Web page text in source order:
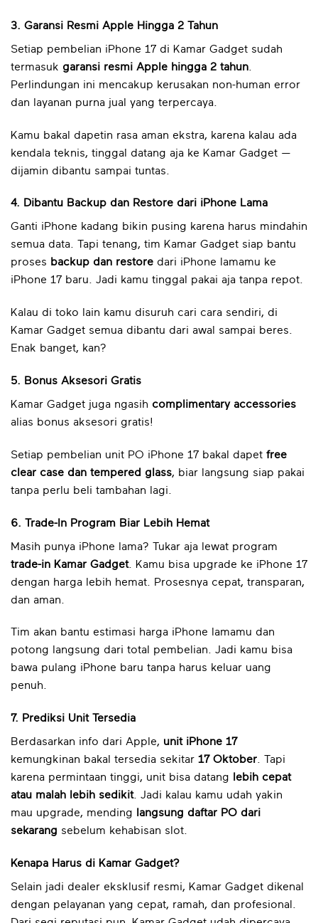
3. Garansi Resmi Apple Hingga 2 Tahun
Setiap pembelian iPhone 17 di Kamar Gadget sudah
termasuk garansi resmi Apple hingga 2 tahun
Perlindungan ini mencakup kerusakan non-human error
dan layanan purna jual yang terpercaya.
Kamu bakal dapetin rasa aman ekstra, karena kalau ada
kendala teknis, tinggal datang aja ke Kamar Gadget —
dijamin dibantu sampai tuntas.
4. Dibantu Backup dan Restore dari iPhone Lama
Ganti iPhone kadang bikin pusing karena harus mindahin
semua data. Tapi tenang, tim Kamar Gadget siap bantu
proses backup dan restore dari iPhone lamamu ke
iPhone 17 baru. Jadi kamu tinggal pakai aja tanpa repot.
Kalau di toko lain kamu disuruh cari cara sendiri, di
Kamar Gadget semua dibantu dari awal sampai beres.
Enak banget, kan?
5. Bonus Aksesori Gratis
Kamar Gadget juga ngasih complimentary accessories
alias bonus aksesori gratis!
Setiap pembelian unit PO iPhone 17 bakal dapet free
clear case dan tempered glass, biar langsung siap pakai
tanpa perlu beli tambahan lagi.
6. Trade-In Program Biar Lebih Hemat
Masih punya iPhone lama? Tukar aja lewat program
trade-in Kamar Gadget. Kamu bisa upgrade ke iPhone 17
dengan harga lebih hemat. Prosesnya cepat, transparan,
dan aman.
Tim akan bantu estimasi harga iPhone lamamu dan
potong langsung dari total pembelian. Jadi kamu bisa
bawa pulang iPhone baru tanpa harus keluar uang
penuh.
7. Prediksi Unit Tersedia
Berdasarkan info dari Apple, unit iPhone 17
kemungkinan bakal tersedia sekitar 17 Oktober . Tapi
karena permintaan tinggi, unit bisa datang
lebih cepat
atau malah lebih sedikit. Jadi kalau kamu udah yakin
mau upgrade, mending
langsung daftar PO dari
sekarang sebelum kehabisan slot.
Kenapa Harus di Kamar Gadget?
Selain jadi dealer eksklusif resmi, Kamar Gadget dikenal
dengan pelayanan yang cepat, ramah, dan profesional.